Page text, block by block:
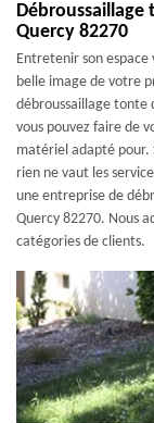
Quercy 82270
Entretenir son espace
belle image de votre
débroussaillage tonte
vous pouvez faire de
matériel adapté pour.
rien ne vaut les
une entreprise de
Quercy 82270. Nous
catégories de clients.